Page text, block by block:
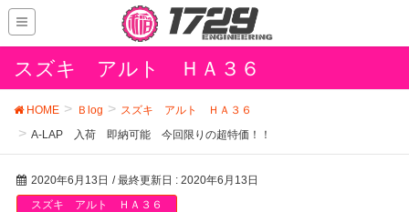
スズキ アルト ＨＡ３６
HOME Ｂlog
スズキ アルト ＨＡ３６
A-LAP 入荷 即納可能 今回限りの超特価！！
2020年6月13日 / 最終更新日 : 2020年6月13日
スズキ アルト ＨＡ３６